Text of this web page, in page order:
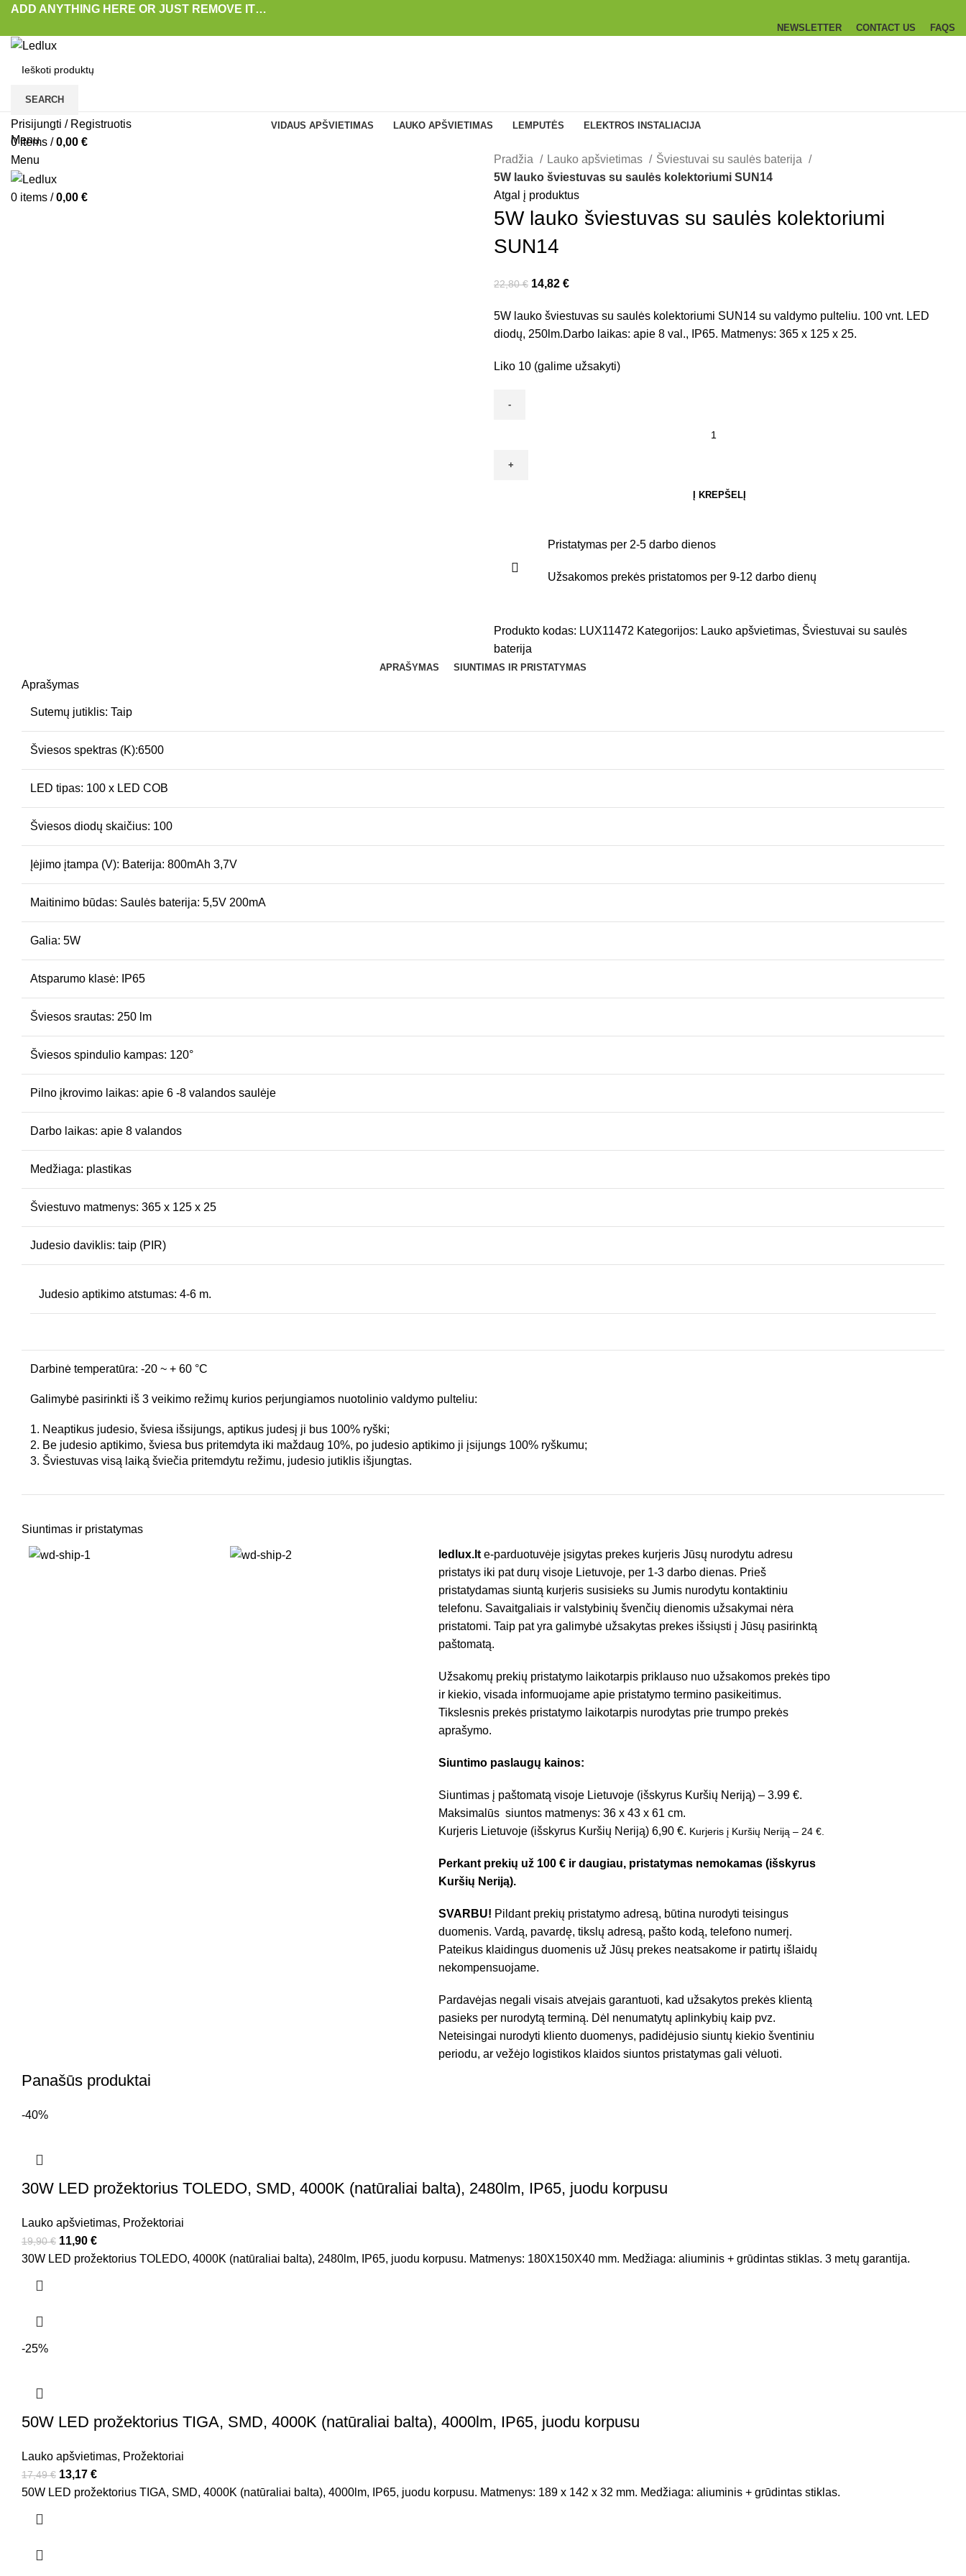
ADD ANYTHING HERE OR JUST REMOVE IT…
NEWSLETTER CONTACT US FAQS
SEARCH
Prisijungti / Registruotis
0items / 0,00 €
Menu
0 items / 0,00 €
VIDAUS APŠVIETIMAS LAUKO APŠVIETIMAS LEMPUTĖS ELEKTROS INSTALIACIJA
Menu
Pradžia Lauko apšvietimas
Šviestuvai su saulės baterija
5W lauko šviestuvas su saulės kolektoriumi SUN14
Atgal į produktus
5W lauko šviestuvas su saulės kolektoriumi
SUN14
22,80€ 14,82 €
5W lauko šviestuvas su saulės kolektoriumi SUN14 su valdymo pulteliu. 100 vnt. LED
diodų, 250lm.Darbo laikas: apie 8 val., IP65. Matmenys: 365 x 125 x 25.
Liko 10 (galime užsakyti)
Į KREPŠELĮ
Pristatymas per 2-5 darbo dienos
Užsakomos prekės pristatomos per 9-12 darbo dienų
Produkto kodas: LUX11472 Kategorijos: Lauko apšvietimas, Šviestuvai su saulės
baterija
APRAŠYMAS SIUNTIMAS IR PRISTATYMAS
Aprašymas
Sutemų jutiklis: Taip
Šviesos spektras (K):6500
LED tipas: 100 x LED COB
Šviesos diodų skaičius: 100
Įėjimo įtampa (V): Baterija: 800mAh 3,7V
Maitinimo būdas: Saulės baterija: 5,5V 200mA
Galia: 5W
Atsparumo klasė: IP65
Šviesos srautas: 250 lm
Šviesos spindulio kampas: 120°
Pilno įkrovimo laikas: apie 6 -8 valandos saulėje
Darbo laikas: apie 8 valandos
Medžiaga: plastikas
Šviestuvo matmenys: 365 x 125 x 25
Judesio daviklis: taip (PIR)
Judesio aptikimo atstumas: 4-6 m.
Darbinė temperatūra: -20 ~ + 60 °C
Galimybė pasirinkti iš 3 veikimo režimų kurios perjungiamos nuotolinio valdymo pulteliu:
1. Neaptikus judesio, šviesa išsijungs, aptikus judesį ji bus 100% ryški;
2. Be judesio aptikimo, šviesa bus pritemdyta iki maždaug 10%, po judesio aptikimo ji įsijungs 100% ryškumu;
3. Šviestuvas visą laiką šviečia pritemdytu režimu, judesio jutiklis išjungtas.
Siuntimas ir pristatymas
ledlux.lt e-parduotuvėje įsigytas prekes kurjeris Jūsų nurodytu adresu
pristatys iki pat durų visoje Lietuvoje, per 1-3 darbo dienas. Prieš
pristatydamas siuntą kurjeris susisieks su Jumis nurodytu kontaktiniu
telefonu. Savaitgaliais ir valstybinių švenčių dienomis užsakymai nėra
pristatomi. Taip pat yra galimybė užsakytas prekes išsiųsti į Jūsų pasirinktą
paštomatą.
Užsakomų prekių pristatymo laikotarpis priklauso nuo užsakomos prekės tipo
ir kiekio, visada informuojame apie pristatymo termino pasikeitimus.
Tikslesnis prekės pristatymo laikotarpis nurodytas prie trumpo prekės
aprašymo.
Siuntimo paslaugų kainos:
Siuntimas į paštomatą visoje Lietuvoje (išskyrus Kuršių Neriją) – 3.99 €.
Maksimalūs siuntos matmenys: 36 x 43 x 61 cm.
Kurjeris Lietuvoje (išskyrus Kuršių Neriją) 6,90 €. Kurjeris į Kuršių Neriją – 24 €.
Perkant prekių už 100 € ir daugiau, pristatymas nemokamas (išskyrus
Kuršių Neriją).
SVARBU! Pildant prekių pristatymo adresą, būtina nurodyti teisingus
duomenis. Vardą, pavardę, tikslų adresą, pašto kodą, telefono numerį.
Pateikus klaidingus duomenis už Jūsų prekes neatsakome ir patirtų išlaidų
nekompensuojame.
Pardavėjas negali visais atvejais garantuoti, kad užsakytos prekės klientą
pasieks per nurodytą terminą. Dėl nenumatytų aplinkybių kaip pvz.
Neteisingai nurodyti kliento duomenys, padidėjusio siuntų kiekio šventiniu
periodu, ar vežėjo logistikos klaidos siuntos pristatymas gali vėluoti.
Panašūs produktai
-40%
30W LED prožektorius TOLEDO, SMD, 4000K (natūraliai balta), 2480lm, IP65, juodu korpusu
Lauko apšvietimas, Prožektoriai
19,90€ 11,90 €
30W LED prožektorius TOLEDO, 4000K (natūraliai balta), 2480lm, IP65, juodu korpusu. Matmenys: 180X150X40 mm. Medžiaga: aliuminis + grūdintas stiklas. 3 metų garantija.
-25%
50W LED prožektorius TIGA, SMD, 4000K (natūraliai balta), 4000lm, IP65, juodu korpusu
Lauko apšvietimas, Prožektoriai
17,49€ 13,17 €
50W LED prožektorius TIGA, SMD, 4000K (natūraliai balta), 4000lm, IP65, juodu korpusu. Matmenys: 189 x 142 x 32 mm. Medžiaga: aliuminis + grūdintas stiklas.